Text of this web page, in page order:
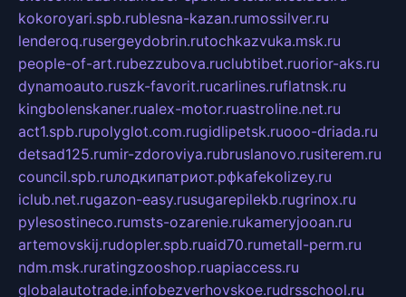
kokoroyari.spb.rublesna-kazan.rumossilver.ru
lenderoq.rusergeydobrin.rutochkazvuka.msk.ru
people-of-art.rubezzubova.ruclubtibet.ruorior-aks.ru
dynamoauto.ruszk-favorit.rucarlines.ruflatnsk.ru
kingbolenskaner.rualex-motor.ruastroline.net.ru
act1.spb.rupolyglot.com.rugidlipetsk.ruooo-driada.ru
detsad125.rumir-zdoroviya.rubruslanovo.rusiterem.ru
council.spb.ruлодкипатриот.рфkafekolizey.ru
iclub.net.rugazon-easy.rusugarepilekb.rugrinox.ru
pylesostineco.rumsts-ozarenie.rukameryjooan.ru
artemovskij.rudopler.spb.ruaid70.rumetall-perm.ru
ndm.msk.ruratingzooshop.ruapiaccess.ru
globalautotrade.infobezverhovskoe.rudrsschool.ru